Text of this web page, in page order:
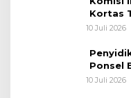
Kortas
Korupsi
10 Juli 2026
Ponsel
10 Juli 2026